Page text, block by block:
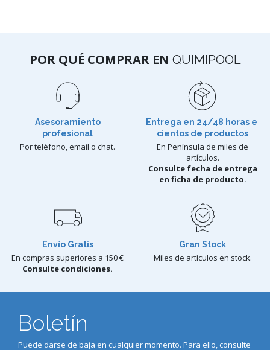
POR QUÉ COMPRAR EN QUIMIPOOL
Asesoramiento
profesional
Por teléfono, email o chat.
Entrega en 24/48 horas e
cientos de productos
En Península de miles de
artículos.
Consulte fecha de entrega
en ficha de producto.
Envío Gratis
En compras superiores a 150 €
Consulte condiciones.
Gran Stock
Miles de artículos en stock.
Boletín
Puede darse de baja en cualquier momento. Para ello, consulte